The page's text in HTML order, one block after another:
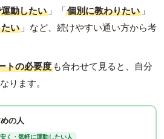
動したい 」「個別に教わりたい 」
い 」など、続けやすい通い方から考
トの必要度 も合わせて見ると、自分
ります。
の人
安く・気軽に運動したい人